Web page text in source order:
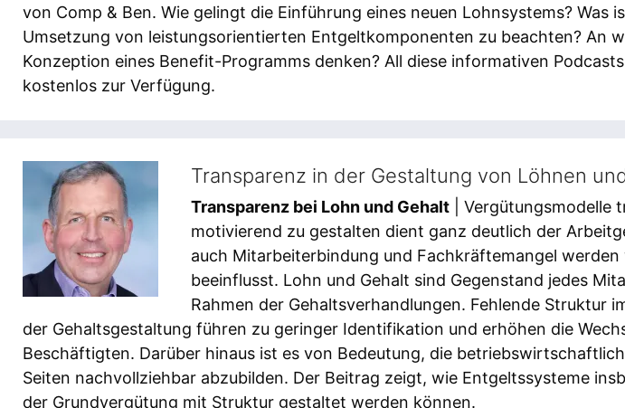
von Comp & Ben. Wie gelingt die Einführung eines neuen Lohnsystems? Was
Umsetzung von leistungsorientierten Entgeltkomponenten zu beachten? An
Konzeption eines Benefit-Programms denken? All diese informativen
kostenlos zur Verfügung.
Transparenz in der Gestaltung von Löhnen
Transparenz bei Lohn und Gehalt | Vergütungsmodelle
motivierend zu gestalten dient ganz deutlich der
auch Mitarbeiterbindung und Fachkräftemangel werden
beeinflusst. Lohn und Gehalt sind Gegenstand jedes
Rahmen der Gehaltsverhandlungen. Fehlende Struktur
der Gehaltsgestaltung führen zu geringer Identifikation und erhöhen die
Beschäftigten. Darüber hinaus ist es von Bedeutung, die
Seiten nachvollziehbar abzubilden. Der Beitrag zeigt, wie Entgeltssysteme
der Grundvergütung mit Struktur gestaltet werden können.